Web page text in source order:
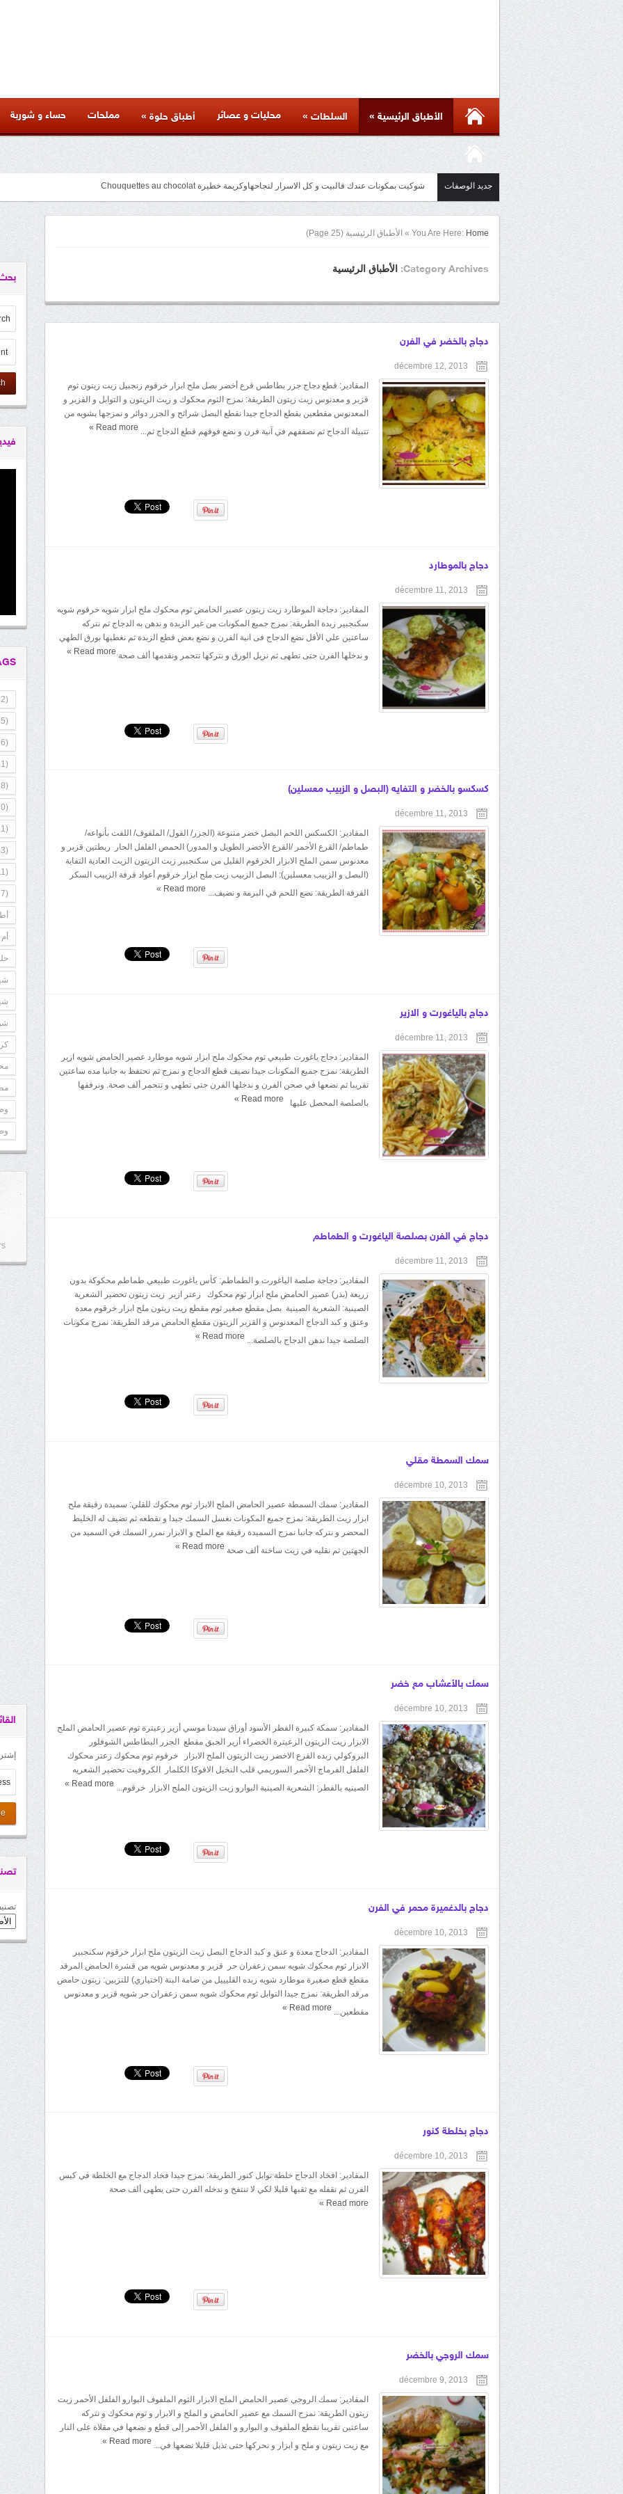
الأطباق الرئيسية » السلطات » محليات و عصائر أطباق حلوة » مملحات حساء و شوربة
جديد الوصفات مائدة أسيوية بأكثر من ست وصفات متنوعة لذيذة بأسرار المطاعم وكل المراحل والنصائح والمكونات الخاصة بها
You Are Here: Home
» الأطباق الرئيسية (Page 25)
Category Archives: الأطباق الرئيسية
دجاج بالخضر في الفرن
décembre 12, 2013
المقادير: قطع دجاج جزر بطاطس قرع أخضر بصل ملح ابزار خرقوم زنجبيل زيت زيتون ثوم
قزبر و معدنوس زيت زيتون الطريقة: نمزج الثوم محكوك و زيت الزيتون و التوابل و القزبر و
المعدنوس مقطعين بقطع الدجاج جيدا نقطع البصل شرائح و الجزر دوائر و نمزجها بشويه من
تتبيلة الدجاج ثم نصففهم في آنية فرن و نضع فوقهم قطع الدجاج ثم... Read more
»
دجاج بالموطارد
décembre 11, 2013
المقادير: دجاجة الموطارد زيت زيتون عصير الحامض ثوم محكوك ملح ابزار شويه خرقوم شويه
سكنجبير زبدة الطريقة: نمزج جميع المكونات من غير الزبدة و ندهن به الدجاج ثم نتركه
ساعتين علي الأقل نضع الدجاج فى انية الفرن و نضع بعض قطع الزبدة ثم نغطيها بورق الطهي
و ندخلها الفرن حتى تطهى ثم نزيل الورق و نتركها تتحمر ونقدمها ألف صحة Read more
»
كسكسو بالخضر و التفايه (البصل و الزبيب معسلين)
décembre 11, 2013
المقادير: الكسكس اللحم البصل خضر متنوعة (الجزر/ الفول/ الملفوف/ اللفت بأنواعه/
طماطم/ القرع الأحمر /القرع الأخضر الطويل و المدور) الحمص الفلفل الحار ربطتين قزبر و
معدنوس سمن الملح الابزار الخرقوم القليل من سكنجبير زيت الزيتون الزيت العادية التفاية
(البصل و الزبيب معسلين): البصل الزبيب زيت ملح ابزار خرقوم أعواد قرفة الزبيب السكر
القرفة الطريقة: نضع اللحم في البرمة و نضيف... Read more
»
دجاج بالياغورت و الازير
décembre 11, 2013
المقادير: دجاج ياغورت طبيعي ثوم محكوك ملح ابزار شويه موطارد عصير الحامض شويه ازير
الطريقة: نمزج جميع المكونات جيدا نضيف قطع الدجاج و نمزج ثم نحتفظ به جانبا مده ساعتين
تقريبا ثم نضعها في صحن الفرن و ندخلها الفرن حتى تطهى و تتحمر ألف صحة. ونرفقها
بالصلصة المحصل عليها Read more
»
دجاج في الفرن بصلصة الياغورت و الطماطم
décembre 11, 2013
المقادير: دجاجة صلصة الياغورت و الطماطم: كأس ياغورت طبيعي طماطم محكوكة بدون
زريعة (بذر) عصير الحامض ملح ابزار ثوم محكوك زعتر ازير زيت زيتون تحضير الشعرية
الصينية: الشعرية الصينية بصل مقطع صغير ثوم مقطع زيت زيتون ملح ابزار خرقوم معدة
وعنق و كبد الدجاج المعدنوس و القزبر الزيتون مقطع الحامض مرقد الطريقة: نمزج مكونات
الصلصة جيدا ندهن الدجاج بالصلصة... Read more
»
سمك السمطة مقلي
décembre 10, 2013
المقادير: سمك السمطة عصير الحامض الملح الابزار ثوم محكوك للقلي: سميدة رقيقة ملح
ابزار زيت الطريقة: نمزج جميع المكونات نغسل السمك جيدا و نقطعه ثم نضيف له الخليط
المحضر و نتركه جانبا نمزج السميدة رقيقة مع الملح و الابزار نمرر السمك في السميد من
الجهتين ثم نقليه في زيت ساخنة ألف صحة Read more
»
سمك بالأعشاب مع خضر
décembre 10, 2013
المقادير: سمكة كبيرة الفطر الأسود أوراق سيدنا موسي أزير زعيترة ثوم عصير الحامض الملح
الابزار زيت الزيتون الزعيترة الخضراء أزير الحبق مقطع الجزر البطاطس الشوفلور
البروكولي زبده القرع الاخضر زيت الزيتون الملح الابزار خرقوم ثوم محكوك زعتر محكوك
الفلفل الفرماج الأحمر السوريمي قلب النخيل الافوكا الكلمار الكروفيت تحضير الشعريه
الصينيه بالفطر: الشعرية الصينية البوارو زيت الزيتون الملح الابزار خرقوم... Read more
»
دجاج بالدغميرة محمر في الفرن
décembre 10, 2013
المقادير: الدجاج معدة و عنق و كبد الدجاج البصل زيت الزيتون ملح ابزار خرقوم سكنجبير
الابزار ثوم محكوك شويه سمن زعفران حر قزبر و معدنوس شويه من قشرة الحامض المرقد
مقطع قطع صغيرة موطارد شويه زبده القليييل من ضامة البنة (اختياري) للتزيين: زيتون حامض
مرقد الطريقة: نمزج جيدا التوابل ثوم محكوك شويه سمن زعفران حر شويه قزبر و معدنوس
مقطعين... Read more
»
دجاج بخلطة كنور
décembre 10, 2013
المقادير: افخاد الدجاج خلطة توابل كنور الطريقة: نمزج جيدا فخاد الدجاج مع الخلطة في كيس
الفرن ثم نقفله مع ثقبها قليلا لكي لا تنتفخ و ندخله الفرن حتى يطهى ألف صحة
Read more
»
سمك الروجي بالخضر
décembre 9, 2013
المقادير: سمك الروجي عصير الحامض الملح الابزار الثوم الملفوف البوارو الفلفل الأحمر زيت
زيتون الطريقة: نمزج السمك مع عصير الحامض و الملح و الابزار و ثوم محكوك و نتركه
ساعتين تقريبا نقطع الملفوف و البوارو و الفلفل الأحمر إلى قطع و نضعها في مقلاة على النار
مع زيت زيتون و ملح و ابزار و نحركها حتى تذبل قليلا نضعها في... Read more
»